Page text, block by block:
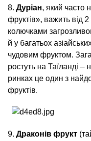
8. Дуріан, який часто
фруктів», важить від 2
колючками
й у багатьох
чудовим фруктом.
ростуть на Таїланді –
ринках це один з
фруктів.
9. Драконів фрукт